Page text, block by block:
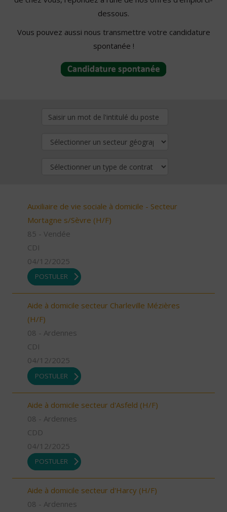
dessous.
Vous pouvez aussi nous transmettre votre candidature
spontanée !
Auxiliaire de vie sociale à domicile - Secteur
Mortagne s/Sèvre (H/F)
85 - Vendée
CDI
04/12/2025
POSTULER
Aide à domicile secteur Charleville Mézières
(H/F)
08 - Ardennes
CDI
04/12/2025
POSTULER
Aide à domicile secteur d'Asfeld (H/F)
08 - Ardennes
CDD
04/12/2025
POSTULER
Aide à domicile secteur d'Harcy (H/F)
08 - Ardennes